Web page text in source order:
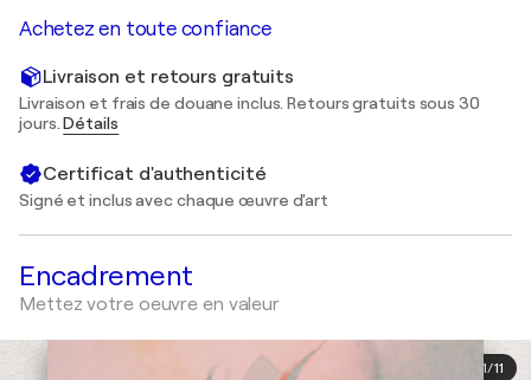
Achetez en toute confiance
Livraison et retours gratuits
Livraison et frais de douane inclus. Retours gratuits sous 30
jours.Détails
Certificat d'authenticité
Signé et inclus avec chaque œuvre d'art
Encadrement
Mettez votre oeuvre en valeur
1/11